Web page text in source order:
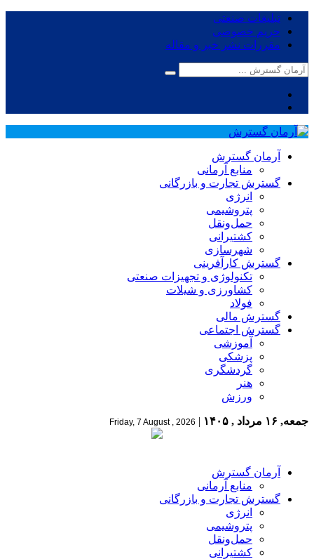
تبلیغات صنعتی
حریم خصوصی
مقررات نشر خبر و مقاله
آرمان گسترش
منابع آرمانی
گسترش تجارت و بازرگانی
انرژی
پتروشیمی
حمل‌و‌نقل
کشتیرانی
شهرسازی
گسترش کارآفرینی
تکنولوژی و تجهیزات صنعتی
کشاورزی و شیلات
فولاد
گسترش مالی
گسترش اجتماعی
آموزشی
پزشکی
گردشگری
هنر
ورزش
جمعه, ۱۶ مرداد , ۱۴۰۵ |
Friday, 7 August , 2026
آرمان گسترش
منابع آرمانی
گسترش تجارت و بازرگانی
انرژی
پتروشیمی
حمل‌و‌نقل
کشتیرانی